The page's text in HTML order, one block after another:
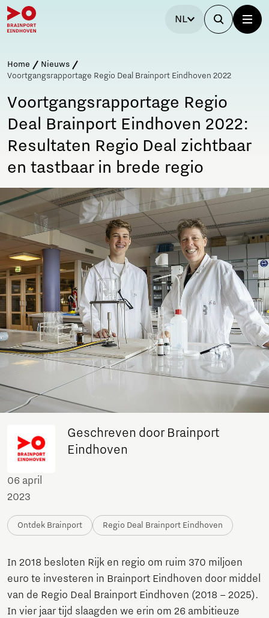
NL
Home
Nieuws
Voortgangsrapportage Regio Deal Brainport Eindhoven 2022
Voortgangsrapportage Regio
Deal Brainport Eindhoven 2022:
Resultaten Regio Deal zichtbaar
en tastbaar in brede regio
Geschreven door Brainport
Eindhoven
06 april
2023
Ontdek Brainport Regio Deal Brainport Eindhoven
In 2018 besloten Rijk en regio om ruim 370 miljoen
euro te investeren in Brainport Eindhoven door middel
van de Regio Deal Brainport Eindhoven (2018 – 2025).
In vier jaar tijd slaagden we erin om 26 ambitieuze